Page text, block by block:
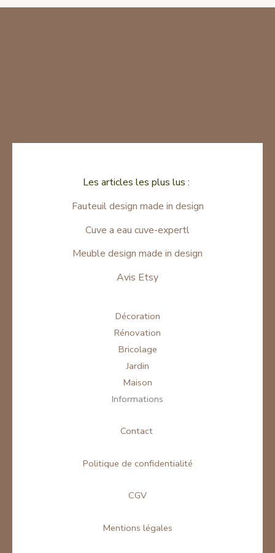
Les articles les plus lus :
Fauteuil design made in design
Cuve a eau cuve-expertl
Meuble design made in design
Avis Etsy
Décoration
Rénovation
Bricolage
Jardin
Maison
Informations
Contact
Politique de confidentialité
CGV
Mentions légales